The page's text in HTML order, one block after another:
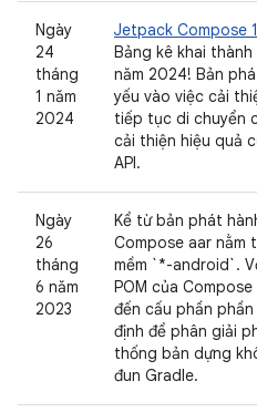
Ngày
24
tháng
1 năm
2024
Jetpack Compose
Bảng kê khai
năm 2024! Bản
yếu vào việc cải
tiếp tục di chuyển
cải thiện hiệu quả
API.
Ngày
26
tháng
6 năm
2023
Kể từ bản phát
Compose aar nằm
mềm `*-android`.
POM của
đến cấu phần
định để phân giải
thống bản dựng
đun Gradle.